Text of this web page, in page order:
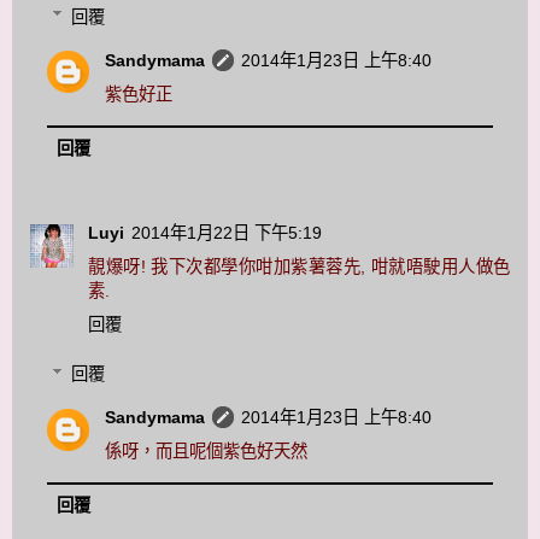
回覆
Sandymama
2014年1月23日 上午8:40
紫色好正
回覆
Luyi 2014年1月22日 下午5:19
靚爆呀! 我下次都學你咁加紫薯蓉先, 咁就唔駛用人做色
素.
回覆
回覆
Sandymama
2014年1月23日 上午8:40
係呀，而且呢個紫色好天然
回覆